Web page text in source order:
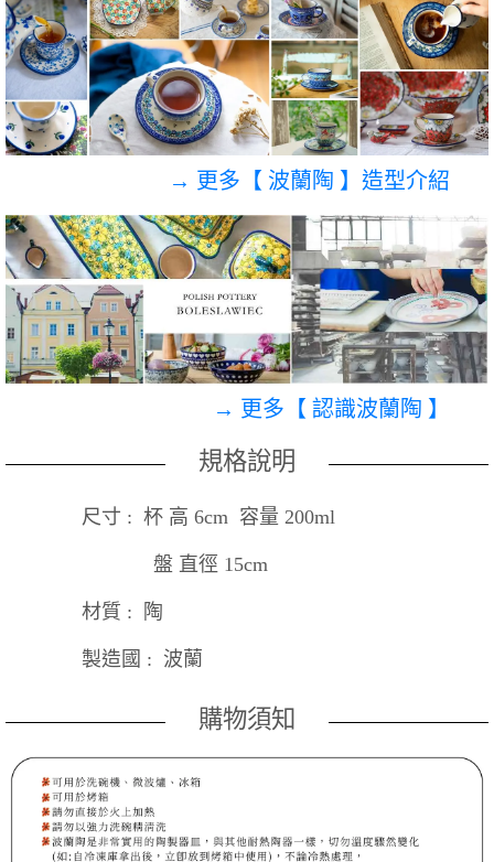
→ 更多【 波蘭陶 】造型介紹
→ 更多【 認識波蘭陶 】
規格說明
尺寸 : 杯 高 6cm 容量 200ml
盤 直徑 15cm
材質 : 陶
製造國 : 波蘭
購物須知